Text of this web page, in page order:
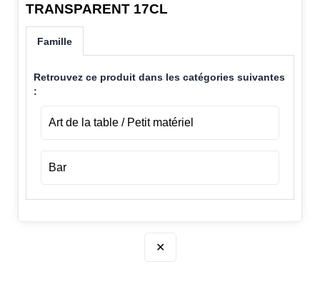
TRANSPARENT 17CL
Famille
Retrouvez ce produit dans les catégories suivantes
:
Art de la table / Petit matériel
Bar
✕